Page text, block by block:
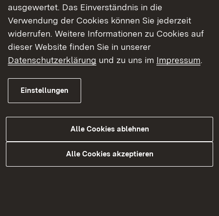
ausgewertet. Das Einverständnis in die
Verwendung der Cookies können Sie jederzeit
widerrufen. Weitere Informationen zu Cookies auf
dieser Website finden Sie in unserer
Datenschutzerklärung und zu uns im Impressum.
Einstellungen
Alle Cookies ablehnen
Alle Cookies akzeptieren